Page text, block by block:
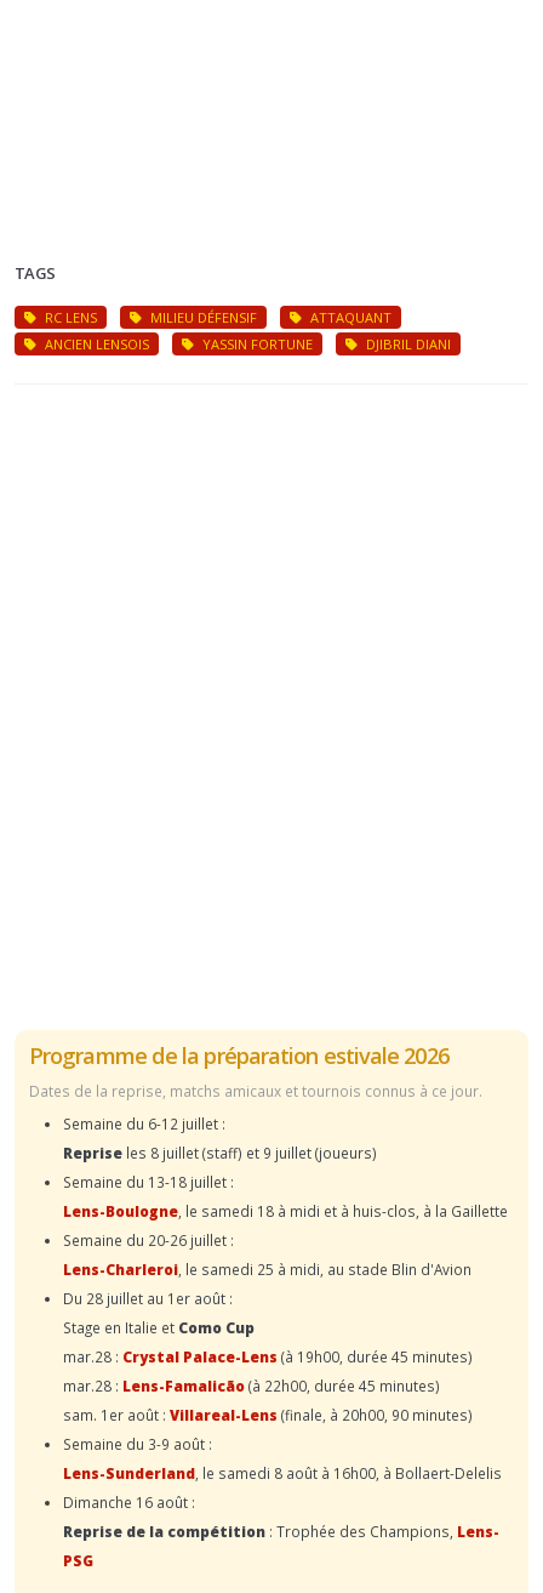
TAGS
RC LENS MILIEU DÉFENSIF
ATTAQUANT
ANCIEN LENSOIS
YASSIN FORTUNE DJIBRIL DIANI
Programme de la préparation estivale 2026
Dates de la reprise, matchs amicaux et tournois connus à ce jour.
Semaine du 6-12 juillet :
Reprise les 8 juillet (staff) et 9 juillet (joueurs)
Semaine du 13-18 juillet :
Lens-Boulogne , le samedi 18 à midi et à huis-clos, à la Gaillette
Semaine du 20-26 juillet :
Lens-Charleroi , le samedi 25 à midi, au stade Blin d'Avion
Du 28 juillet au 1er août :
Stage en Italie et Como Cup
mar.28 : Crystal Palace-Lens (à 19h00, durée 45 minutes)
mar.28 : Lens-Famalicão(à 22h00, durée 45 minutes)
sam. 1er août : Villareal-Lens (finale, à 20h00, 90 minutes)
Semaine du 3-9 août :
Lens-Sunderland , le samedi 8 août à 16h00, à Bollaert-Delelis
Dimanche 16 août :
Reprise de la compétition : Trophée des Champions, Lens-
PSG